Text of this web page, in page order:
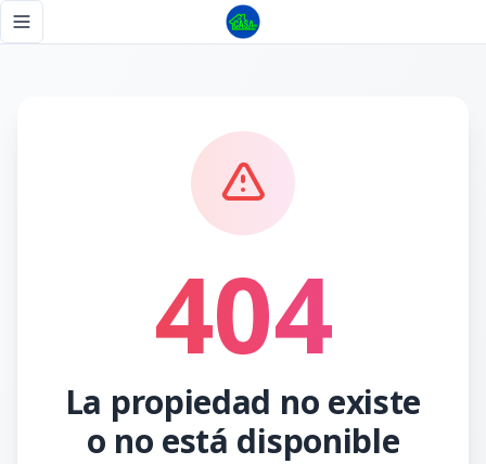
Toggle navigation menu
404
La propiedad no existe
o no está disponible
Página no encontrada - Tu Casa RD